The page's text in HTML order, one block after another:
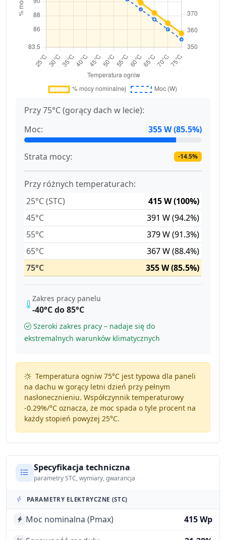
Przy 75°C (gorący dach w lecie):
Moc:
355 W (85.5%)
Strata mocy: -14.5%
Przy różnych temperaturach:
25°C (STC)
415 W (100%)
45°C
391 W (94.2%)
55°C
379 W (91.3%)
65°C
367 W (88.4%)
75°C
355 W (85.5%)
Zakres pracy panelu
-40°C do 85°C
Szeroki zakres pracy – nadaje się do
ekstremalnych warunków klimatycznych
Temperatura ogniw 75°C jest typowa dla paneli
na dachu w gorący letni dzień przy pełnym
nasłonecznieniu. Współczynnik temperaturowy
-0.29%/°Coznacza, że moc spada o tyle procent na
każdy stopień powyżej 25°C.
Specyfikacja techniczna
parametry STC, wymiary, gwarancja
PARAMETRY ELEKTRYCZNE (STC)
Moc nominalna (Pmax)
415 Wp